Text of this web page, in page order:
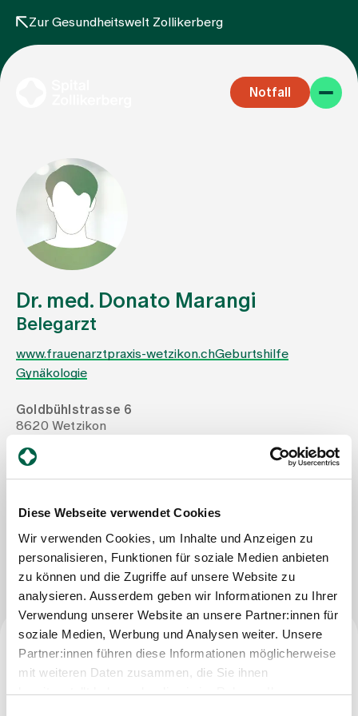
Diese Webseite verwendet Cookies
Wir verwenden Cookies, um Inhalte und Anzeigen zu
personalisieren, Funktionen für soziale Medien anbieten
zu können und die Zugriffe auf unsere Website zu
analysieren. Ausserdem geben wir Informationen zu Ihrer
Verwendung unserer Website an unsere Partner:innen für
soziale Medien, Werbung und Analysen weiter. Unsere
Partner:innen führen diese Informationen möglicherweise
mit weiteren Daten zusammen, die Sie ihnen
bereitgestellt haben oder die sie im Rahmen Ihrer
Zur Gesundheitswelt Zollikerberg
Notfall
Fachbereiche
Aufenthalt
Team
Events
Aktuelles
Jobs & Karriere
Kontakt
Dr. med. Donato Marangi
Belegarzt
www.frauenarztpraxis-wetzikon.chGeburtshilfe
Gynäkologie
Goldbühlstrasse 6
8620 Wetzikon
Mail
Fax
+41 44 930 22 92
Nachricht schreiben
Facharzttitel
Facharzt für Gynäkologie und Geburtshilfe